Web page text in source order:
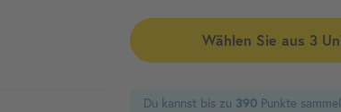
Wählen Sie aus 3
Du kannst bis zu 390Punkte